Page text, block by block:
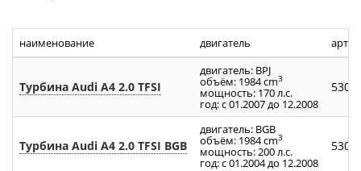
наименование двигатель
Турбина Audi A4 2.0 TFSI
двигатель: BPJ
объём: 1984 cm3
мощность: 170 л.с.
год: с 01.2007 до 12.2008
Турбина Audi A4 2.0 TFSI BGB
двигатель: BGB
объём: 1984 cm3
мощность: 200 л.с.
год: с 01.2004 до 12.2008